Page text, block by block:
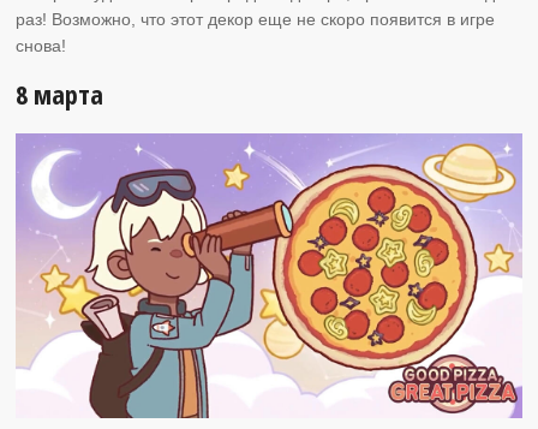
раз! Возможно, что этот декор еще не скоро появится в игре
снова!
8 марта